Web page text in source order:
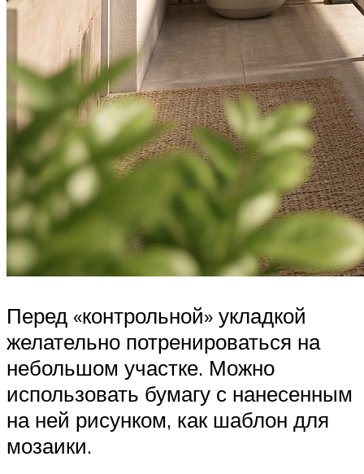
Перед «контрольной» укладкой
желательно потренироваться на
небольшом участке. Можно
использовать бумагу с нанесенным
на ней рисунком, как шаблон для
мозаики.